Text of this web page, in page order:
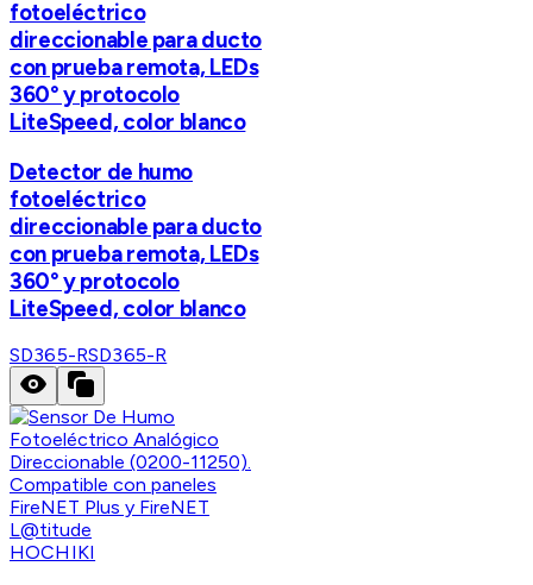
fotoeléctrico
direccionable para ducto
con prueba remota, LEDs
360° y protocolo
LiteSpeed, color blanco
Detector de humo
fotoeléctrico
direccionable para ducto
con prueba remota, LEDs
360° y protocolo
LiteSpeed, color blanco
SD365-RSD365-R
HOCHIKI